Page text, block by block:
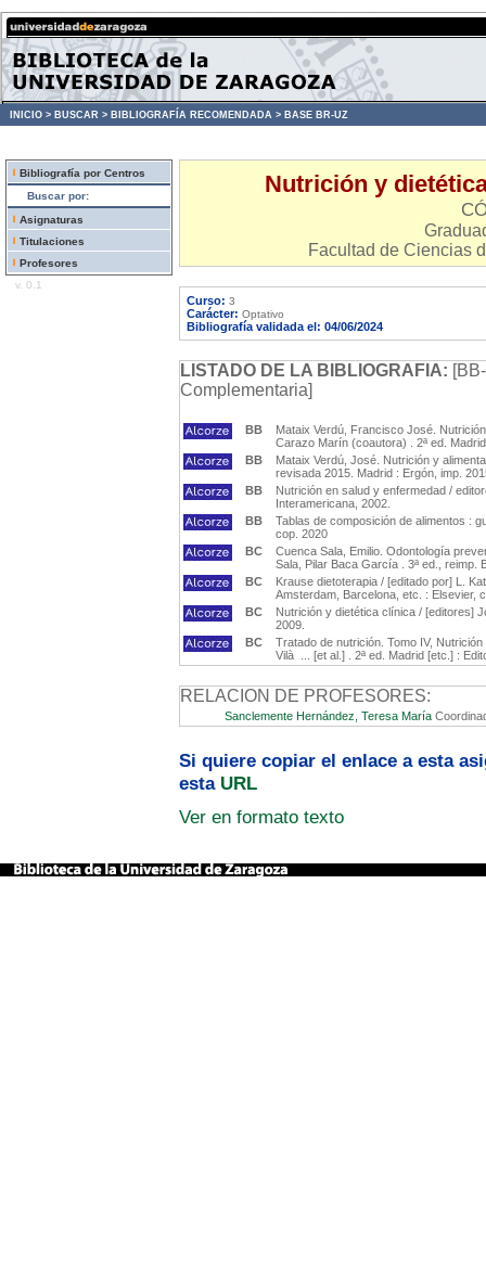
INICIO > BUSCAR > BIBLIOGRAFÍA RECOMENDADA > BASE BR-UZ
Bibliografía por Centros
Buscar por:
Asignaturas
Titulaciones
Profesores
v. 0.1
Nutrición y
Facultad de Ciencias
Curso: 3
Carácter: Optativo
Bibliografía validada el: 04/06/2024
LISTADO DE LA BIBLIOGRAFIA:
Complementaria]
BB
Mataix Verdú, Francisco José.
Carazo Marín (coautora) . 2ª ed.
BB
Mataix Verdú, José. Nutrición y
revisada 2015. Madrid : Ergón, imp.
BB
Nutrición en salud y enfermedad /
Interamericana, 2002.
BB
Tablas de composición de alimentos :
cop. 2020
BC
Cuenca Sala, Emilio. Odontología
Sala, Pilar Baca García . 3ª ed., reimp.
BC
Krause dietoterapia / [editado por] L.
Amsterdam, Barcelona, etc. : Elsevier,
BC
Nutrición y dietética clínica / [editores]
2009.
BC
Tratado de nutrición. Tomo IV,
Vilà ... [et al.] . 2ª ed. Madrid [etc.] :
RELACION DE PROFESORES:
Sanclemente Hernández, Teresa María
Si quiere copiar el enlace a esta
esta URL
Ver en formato texto